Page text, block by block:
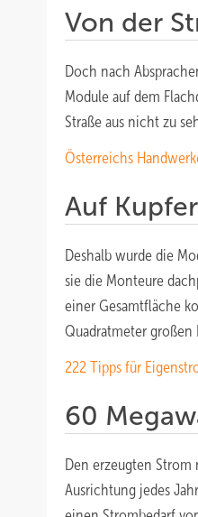
Von der
Doch nach
Module auf dem
Straße aus nicht zu
Österreichs
Auf
Deshalb wurde die
sie die Monteure
einer Gesamtfläche
Quadratmeter
222 Tip ps für
60
Den erzeugten
Ausrichtung jedes